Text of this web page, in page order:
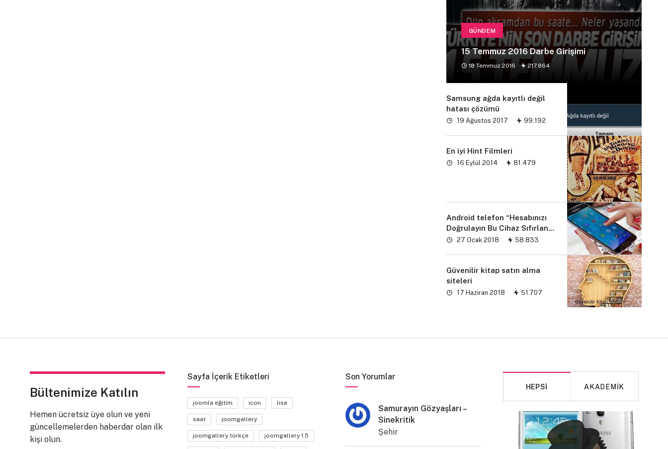
GÜNDEM
15 Temmuz 2016 Darbe Girişimi
18 Temmuz 2016 217.864
Samsung ağda kayıtlı değil
hatası çözümü
19 Ağustos 2017 99.192
En iyi Hint Filmleri
16 Eylül 2014 81.479
Android telefon “Hesabınızı
Doğrulayın Bu Cihaz Sıfırlandı
sorunu” çözümü
27 Ocak 2018 58.833
Güvenilir kitap satın alma
siteleri
17 Haziran 2018 51.707
Bültenimize Katılın
Hemen ücretsiz üye olun ve yeni
güncellemelerden haberdar olan ilk
kişi olun.
Sayfa İçerik Etiketleri
joomla eğitim icon lise
saat joomgallery
joomgallery türkçe joomgallery 1.5
Son Yorumlar
Samurayın Gözyaşları –
Sinekritik
Şehir
HEPSI AKADEMIK
MAKALE